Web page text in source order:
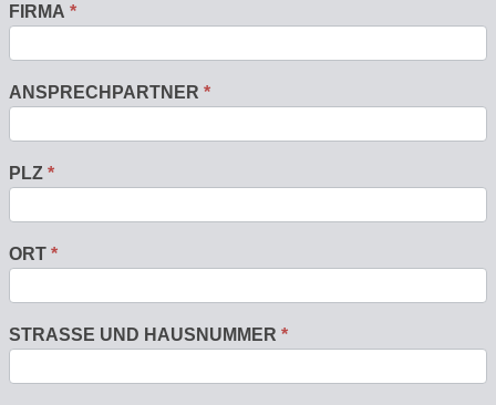
FIRMA *
ANSPRECHPARTNER *
PLZ *
ORT *
STRASSE UND HAUSNUMMER *